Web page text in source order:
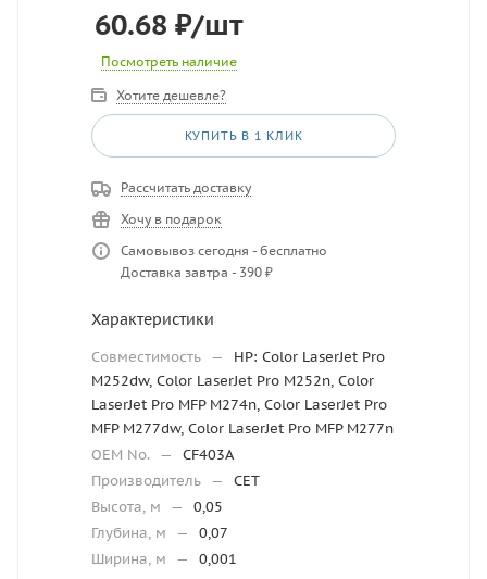
60.68 ₽/шт
Посмотреть наличие
Хотите дешевле?
КУПИТЬ В 1 КЛИК
Рассчитать доставку
Хочу в подарок
Самовывоз сегодня - бесплатно
Доставка завтра - 390 ₽
Характеристики
Совместимость —
HP: Color LaserJet Pro
M252dw, Color LaserJet Pro M252n, Color
LaserJet Pro MFP M274n, Color LaserJet Pro
MFP M277dw, Color LaserJet Pro MFP M277n
OEM No.
—
CF403A
Производитель —
CET
Высота, м
—
0,05
Глубина, м
—
0,07
Ширина, м
— 0,001